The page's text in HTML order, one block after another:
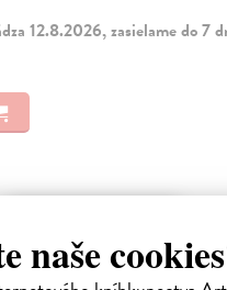
naše
12.8.2026, zasielame do 7